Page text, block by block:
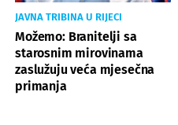
JAVNA TRIBINA U RIJECI
Možemo: Branitelji sa
starosnim mirovinama
zaslužuju veća mjesečna
primanja